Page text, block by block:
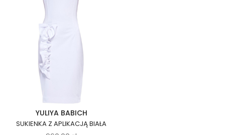
YULIYA BABICH
SUKIENKA Z APLIKACJĄ BIAŁA